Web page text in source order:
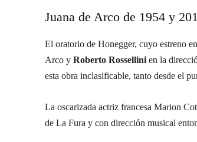
Juana de Arco de 1954 y
El oratorio de Honegger, cuyo estreno
Arco y Roberto Rossellini en la
esta obra inclasificable, tanto desde el
La oscarizada actriz francesa Marion
de La Fura y con dirección musical